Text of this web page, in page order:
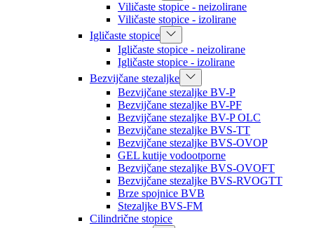
Viličaste stopice - neizolirane
Viličaste stopice - izolirane
Igličaste stopice
Igličaste stopice - neizolirane
Igličaste stopice - izolirane
Bezvijčane stezaljke
Bezvijčane stezaljke BV-P
Bezvijčane stezaljke BV-PF
Bezvijčane stezaljke BV-P OLC
Bezvijčane stezaljke BVS-TT
Bezvijčane stezaljke BVS-OVOP
GEL kutije vodootporne
Bezvijčane stezaljke BVS-OVOFT
Bezvijčane stezaljke BVS-RVOGTT
Brze spojnice BVB
Stezaljke BVS-FM
Cilindrične stopice